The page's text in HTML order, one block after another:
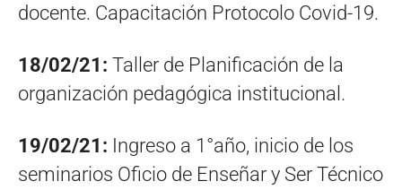
docente. Capacitación Protocolo Covid-19.
18/02/21: Taller de Planificación de la
organización pedagógica institucional.
19/02/21: Ingreso a 1°año, inicio de los
seminarios Oficio de Enseñar y Ser Técnico